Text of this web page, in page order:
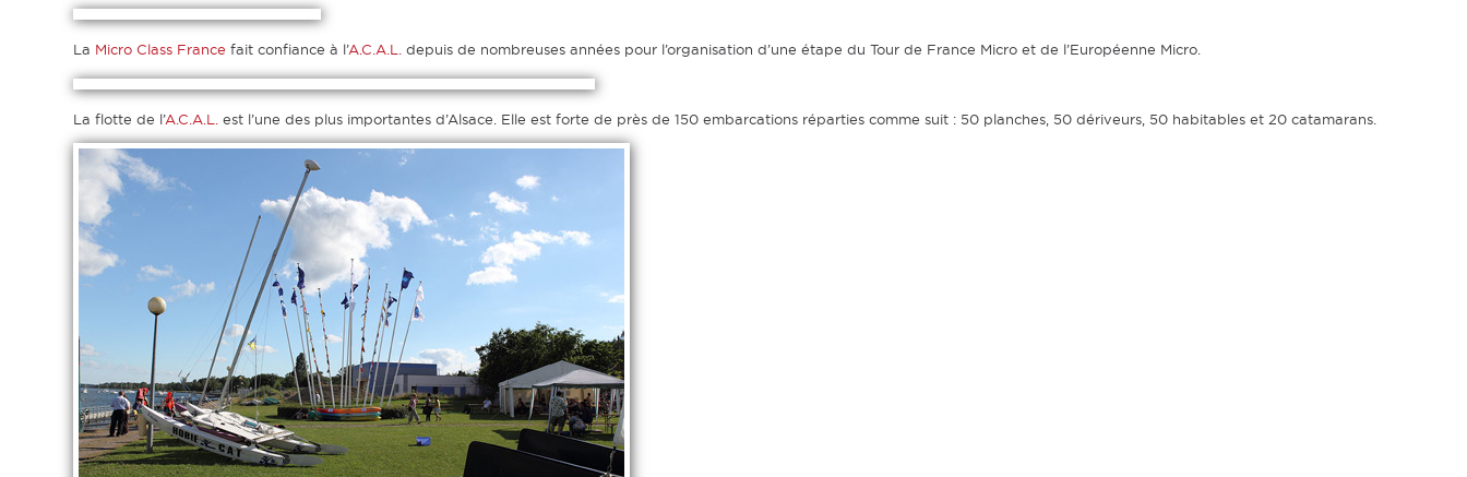
La Micro Class France fait confiance à l’A.C.A.L. depuis de nombreuses années pour l’organisation d’une étape du Tour de France Micro et de l’Européenne Micro.
La flotte de l’A.C.A.L. est l’une des plus importantes d’Alsace. Elle est forte de près de 150 embarcations réparties comme suit : 50 planches, 50 dériveurs, 50 habitables et 20 catamarans.